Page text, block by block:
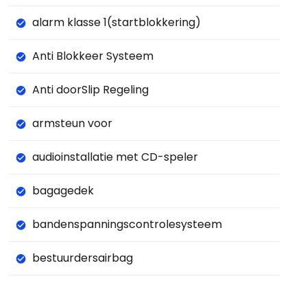
alarm klasse 1(startblokkering)
Anti Blokkeer Systeem
Anti doorSlip Regeling
armsteun voor
audioinstallatie met CD-speler
bagagedek
bandenspanningscontrolesysteem
bestuurdersairbag